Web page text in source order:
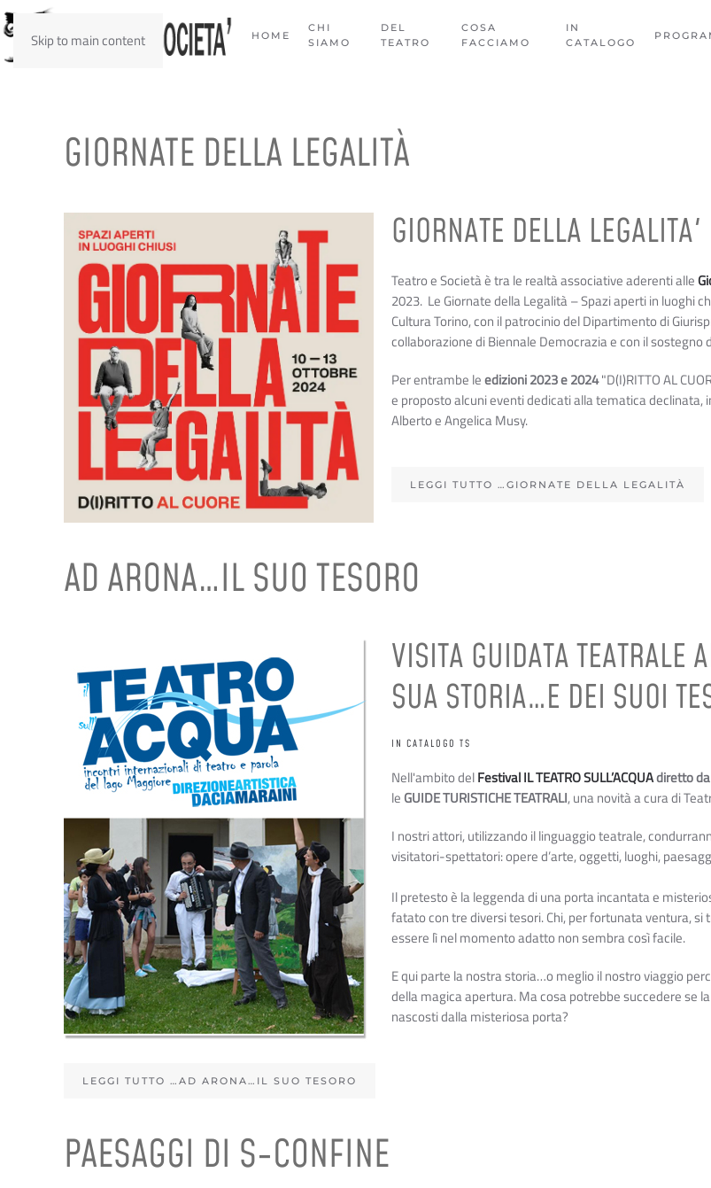
Skip to main content HOME
CHI
SIAMO
DEL
TEATRO
COSA
FACCIAMO
IN
CATALOGO
GIORNATE DELLA LEGALITÀ
GIORNATE DELLA
Teatro e Società è tra le realtà associative aderenti alle
2023. Le Giornate della Legalità – Spazi aperti in luoghi
Cultura Torino, con il patrocinio del Dipartimento di
collaborazione di Biennale Democrazia e con il sostegno
Per entrambe leedizioni 2023 e 2024"D(I)RITTO AL
e proposto alcuni eventi dedicati alla tematica declinata,
Alberto e Angelica Musy.
LEGGI TUTTO …GIORNATE DELLA LEGALITÀ
AD ARONA…IL SUO TESORO
VISITA GUIDATA TEATRALE
SUA STORIA…E DEI SUOI
IN CATALOGO TS
Nell'ambito delFestival IL TEATRO SULL’ACQUAdiretto
le GUIDE TURISTICHE TEATRALI, una novità a cura di
I nostri attori, utilizzando il linguaggio teatrale,
visitatori-spettatori: opere d’arte, oggetti, luoghi,
Il pretesto è la leggenda di una porta incantata e
fatato con tre diversi tesori. Chi, per fortunata ventura,
essere lì nel momento adatto non sembra così facile.
E qui parte la nostra storia…o meglio il nostro viaggio
della magica apertura. Ma cosa potrebbe succedere se
nascosti dalla misteriosa porta?
LEGGI TUTTO …AD ARONA…IL SUO TESORO
PAESAGGI DI S-CONFINE